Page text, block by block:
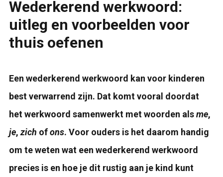
Wederkerend werkwoord:
uitleg en voorbeelden voor
thuis oefenen
Een wederkerend werkwoord kan voor kinderen
best verwarrend zijn. Dat komt vooral doordat
het werkwoord samenwerkt met woorden alsme,
je, zich ofons. Voor ouders is het daarom handig
om te weten wat een wederkerend werkwoord
precies is en hoe je dit rustig aan je kind kunt